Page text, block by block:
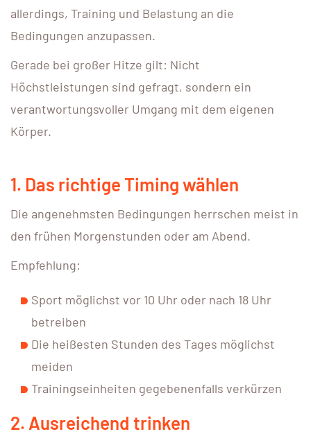
allerdings, Training und Belastung an die
Bedingungen anzupassen.
Gerade bei großer Hitze gilt: Nicht
Höchstleistungen sind gefragt, sondern ein
verantwortungsvoller Umgang mit dem eigenen
Körper.
1. Das richtige Timing wählen
Die angenehmsten Bedingungen herrschen meist in
den frühen Morgenstunden oder am Abend.
Empfehlung:
Sport möglichst vor 10 Uhr oder nach 18 Uhr
betreiben
Die heißesten Stunden des Tages möglichst
meiden
Trainingseinheiten gegebenenfalls verkürzen
2. Ausreichend trinken